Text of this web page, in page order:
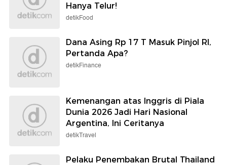
Hanya Telur!
detikFood
Dana Asing Rp 17 T Masuk Pinjol RI,
Pertanda Apa?
detikFinance
Kemenangan atas Inggris di Piala
Dunia 2026 Jadi Hari Nasional
Argentina, Ini Ceritanya
detikTravel
Pelaku Penembakan Brutal Thailand